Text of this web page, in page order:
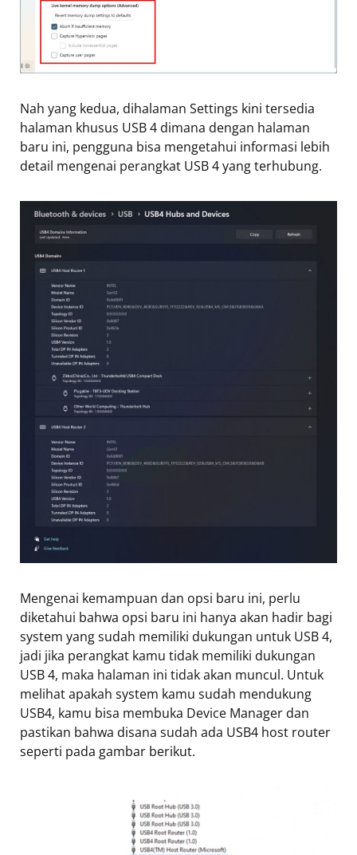
Nah yang kedua, dihalaman Settings kini tersedia
halaman khusus USB 4 dimana dengan halaman
baru ini, pengguna bisa mengetahui informasi lebih
detail mengenai perangkat USB 4 yang terhubung.
Mengenai kemampuan dan opsi baru ini, perlu
diketahui bahwa opsi baru ini hanya akan hadir bagi
system yang sudah memiliki dukungan untuk USB 4,
jadi jika perangkat kamu tidak memiliki dukungan
USB 4, maka halaman ini tidak akan muncul. Untuk
melihat apakah system kamu sudah mendukung
USB4, kamu bisa membuka Device Manager dan
pastikan bahwa disana sudah ada USB4 host router
seperti pada gambar berikut.